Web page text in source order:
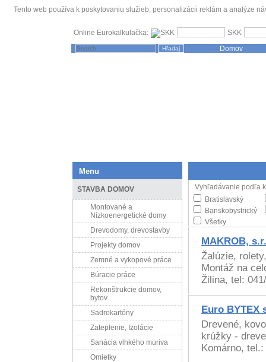
Tento web používa k poskytovaniu služieb, personalizácii reklám a analýze
Online Eurokalkulačka:
SKK
Domov
Menu
STAVBA DOMOV
Montované a
Nízkoenergetické domy
Drevodomy, drevostavby
Projekty domov
Zemné a vykopové práce
Búracie práce
Rekonštrukcie domov,
bytov
Sadrokartóny
Zateplenie, Izolácie
Sanácia vlhkého muriva
Omietky
Bratislavský
Banskobystrický
Všetky
MAKROB,
Žalúzie,
Montáž na
Žilina, tel:
Euro BYTEX
Drevené,
krúžky -
Komárno,